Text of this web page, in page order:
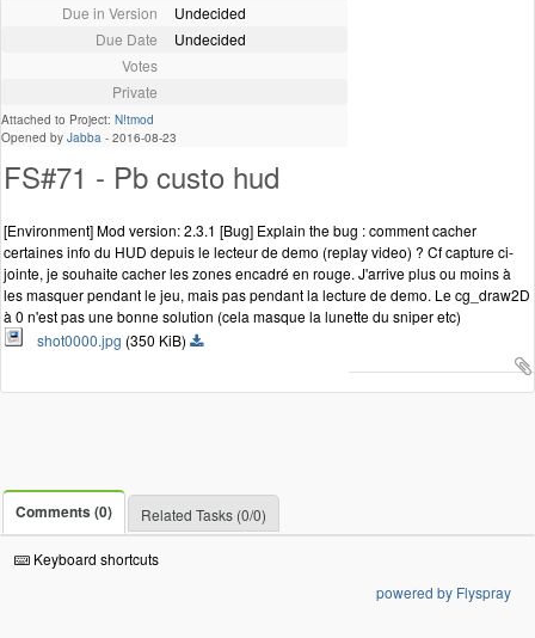
Due in Version
Undecided
Due Date
Undecided
Votes
Private
Attached to Project: N!tmod
Opened by Jabba - 2016-08-23
FS#71 - Pb custo hud
[Environment] Mod version: 2.3.1 [Bug] Explain the bug : comment cacher
certaines info du HUD depuis le lecteur de demo (replay video) ? Cf capture ci-
jointe, je souhaite cacher les zones encadré en rouge. J'arrive plus ou moins à
les masquer pendant le jeu, mais pas pendant la lecture de demo. Le cg_draw2D
à 0 n'est pas une bonne solution (cela masque la lunette du sniper etc)
shot0000.jpg (350 KiB)
Comments (0) Related Tasks (0/0)
Keyboard shortcuts
powered by Flyspray